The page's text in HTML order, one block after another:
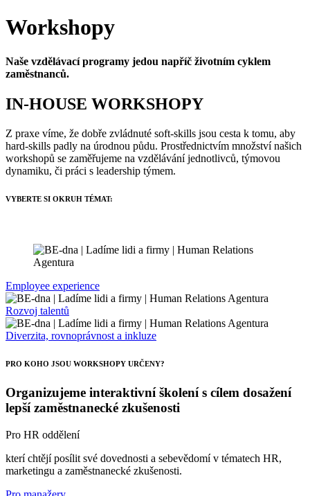
Workshopy
Naše vzdělávací programy jedou napříč životním cyklem
zaměstnanců.
IN-HOUSE WORKSHOPY
Z praxe víme, že dobře zvládnuté soft-skills jsou cesta k tomu, aby
hard-skills padly na úrodnou půdu. Prostřednictvím množství našich
workshopů se zaměřujeme na vzdělávání jednotlivců, týmovou
dynamiku, či práci s leadership týmem.
VYBERTE SI OKRUH TÉMAT:
Employee experience
Rozvoj talentů
Diverzita, rovnoprávnost a inkluze
PRO KOHO JSOU WORKSHOPY URČENY?
Organizujeme interaktivní školení s cílem dosažení
lepší zaměstnanecké zkušenosti
Pro HR oddělení
kterí chtějí posílit své dovednosti a sebevědomí v tématech HR,
marketingu a zaměstnanecké zkušenosti.